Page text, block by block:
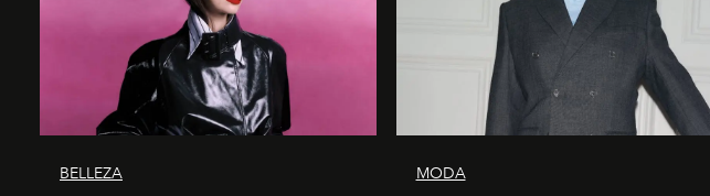
BELLEZA MODA